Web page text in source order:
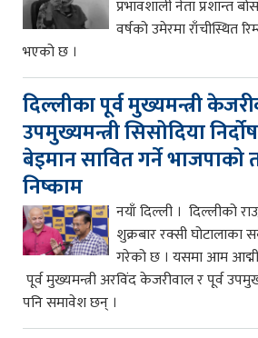
प्रभावशाली नेता प्रशान्त
वर्षको उमेरमा राँचीस्थित
भएको छ ।
दिल्लीका पूर्व मुख्यमन्त्री
उपमुख्यमन्त्री सिसोदिया
बेइमान सावित गर्ने
निष्काम
नयाँ दिल्ली । दिल्लीको
शुक्रबार रक्सी घोटालाका
गरेको छ । यसमा आम आद्मी
पूर्व मुख्यमन्त्री अरविंद केजरीवाल र पूर्व
पनि समावेश छन् ।